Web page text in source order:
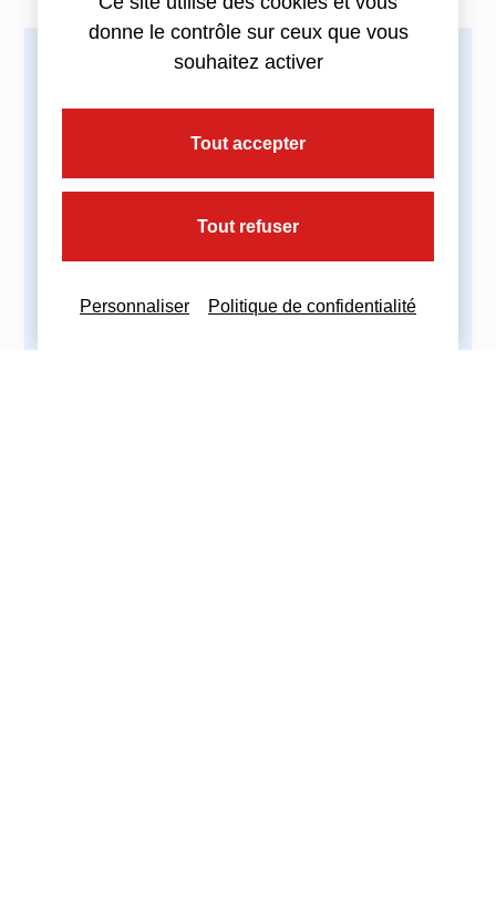
Partagez cette actualité :
donne le contrôle sur ceux que vous
souhaitez activer
Tout accepter
Tout refuser
Personnaliser Politique de confidentialité